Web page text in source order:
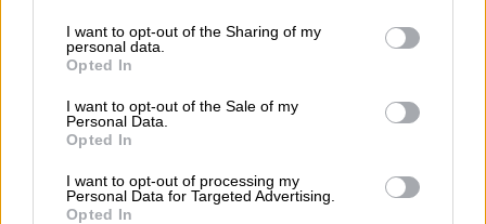
not limited to your visit or usage behaviour. You may click to
grant or deny consent to Google and its third-party tags to
use your data for below specified purposes in below Google
consent section.
I want to opt-out of the Sharing of my
personal data.
Opted In
I want to opt-out of the Sale of my
Personal Data.
Opted In
I want to opt-out of processing my
Personal Data for Targeted Advertising.
Opted In